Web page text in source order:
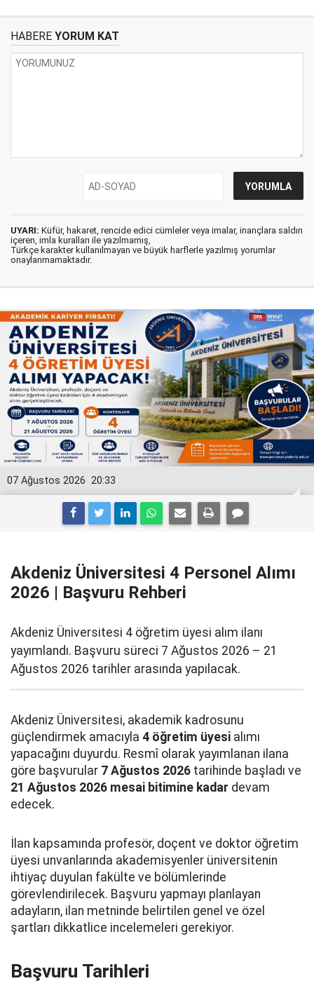
HABERE YORUM KAT
UYARI: Küfür, hakaret, rencide edici cümleler veya imalar, inançlara saldırı
içeren, imla kuralları ile yazılmamış,
Türkçe karakter kullanılmayan ve büyük harflerle yazılmış yorumlar
onaylanmamaktadır.
20:33
07 Ağustos 2026
Akdeniz Üniversitesi 4 Personel Alımı
2026 | Başvuru Rehberi
Akdeniz Üniversitesi 4 öğretim üyesi alım ilanı
yayımlandı. Başvuru süreci 7 Ağustos 2026 – 21
Ağustos 2026 tarihler arasında yapılacak.
Akdeniz Üniversitesi, akademik kadrosunu
güçlendirmek amacıyla 4 öğretim üyesi alımı
yapacağını duyurdu. Resmî olarak yayımlanan ilana
göre başvurular 7 Ağustos 2026 tarihinde başladı ve
21 Ağustos 2026 mesai bitimine kadar devam
edecek.
İlan kapsamında profesör, doçent ve doktor öğretim
üyesi unvanlarında akademisyenler üniversitenin
ihtiyaç duyulan fakülte ve bölümlerinde
görevlendirilecek. Başvuru yapmayı planlayan
adayların, ilan metninde belirtilen genel ve özel
şartları dikkatlice incelemeleri gerekiyor.
Başvuru Tarihleri